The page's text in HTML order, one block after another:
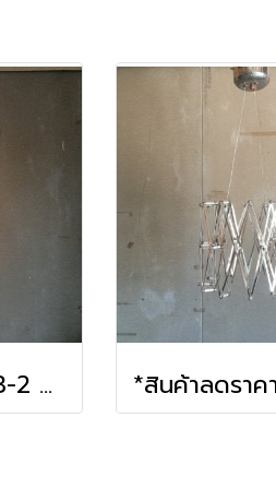
โคมไฟแขวน 5683-2 bk